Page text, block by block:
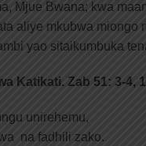
Mjue Bwana; kwa
aliye mkubwa miongo
yao sitaikumbuka
Katikati. Zab 51: 3-4,
unirehemu,
na fadhili zako.